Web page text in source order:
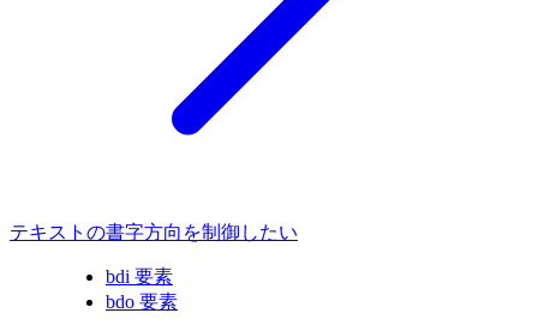
テキストの書字方向を制御したい
bdi 要素
bdo 要素